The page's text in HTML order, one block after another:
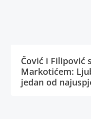
Čović i Filipović
Markotićem:
jedan od